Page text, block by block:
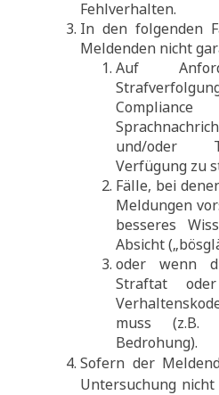
Fehlverhalten.
In den folgenden
Meldenden nicht
Auf
und/oder
Verfügung zu
Fälle, bei
Meldungen
besseres
Absicht
oder wenn
Straftat
muss (z.B.
Bedrohung).
Sofern der
Untersuchung